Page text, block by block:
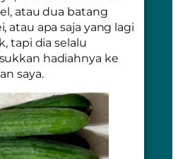
atau dua batang
atau apa saja yang lagi
tapi dia selalu
hadiahnya ke
saya.